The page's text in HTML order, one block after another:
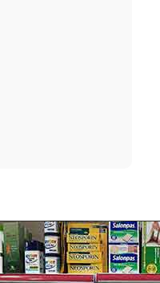
năng hấp thụ chất
vitamin A, có thể bổ
của bác sĩ, đặc biệt
A, nếu không hấp
thể gây ngộ độc.